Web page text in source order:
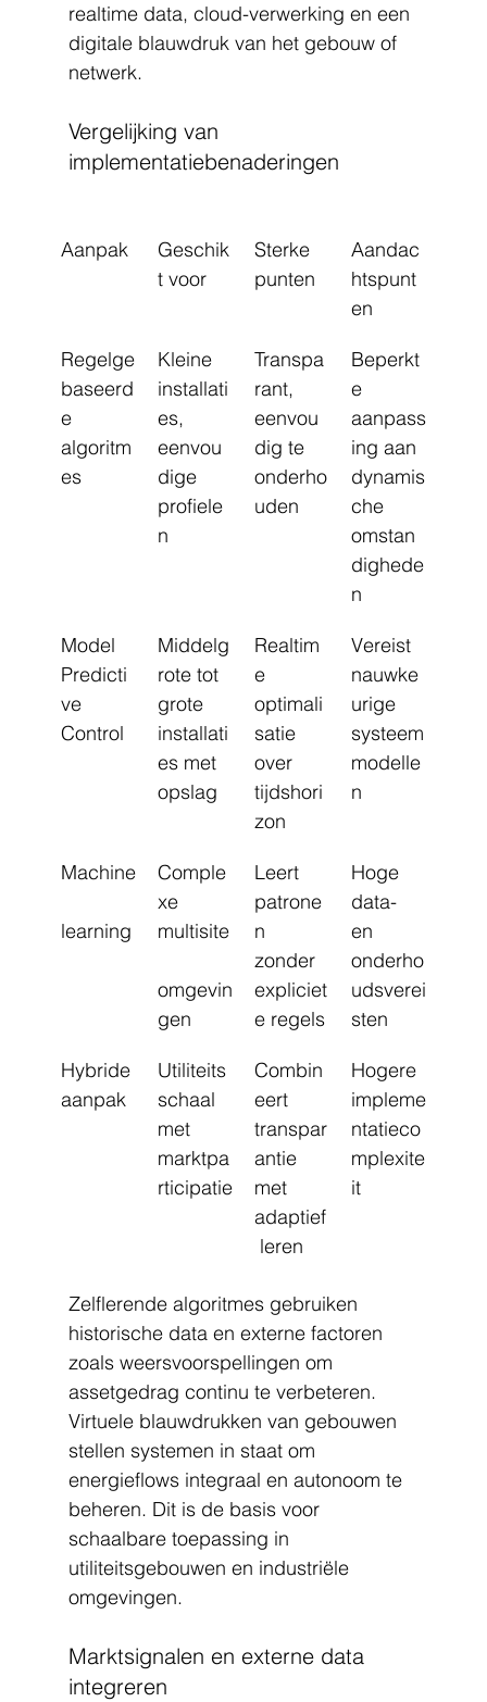
realtime data, cloud-verwerking en een
digitale blauwdruk van het gebouw of
netwerk.
Vergelijking van
implementatiebenaderingen
Aanpak
Geschik
t voor
Sterke
punten
Aandac
htspunt
en
Regelge
baseerd
e
algoritm
es
Kleine
installati
es,
eenvou
dige
profiele
n
Transpa
rant,
eenvou
dig te
onderho
uden
Beperkt
e
aanpass
ing aan
dynamis
che
omstan
dighede
n
Model
Predicti
ve
Control
Middelg
rote tot
grote
installati
es met
opslag
Realtim
e
optimali
satie
over
tijdshori
zon
Vereist
nauwke
urige
systeem
modelle
n
Machine
learning
Comple
xe
multisite
omgevin
gen
Leert
patrone
n
zonder
expliciet
e regels
Hoge
data-
en
onderho
udsverei
sten
Hybride
aanpak
Utiliteits
schaal
met
marktpa
rticipatie
Combin
eert
transpar
antie
met
adaptief
leren
Hogere
impleme
ntatieco
mplexite
it
Zelflerende algoritmes gebruiken
historische data en externe factoren
zoals weersvoorspellingen om
assetgedrag continu te verbeteren.
Virtuele blauwdrukken van gebouwen
stellen systemen in staat om
energieflows integraal en autonoom te
beheren. Dit is de basis voor
schaalbare toepassing in
utiliteitsgebouwen en industriële
omgevingen.
Marktsignalen en externe data
integreren